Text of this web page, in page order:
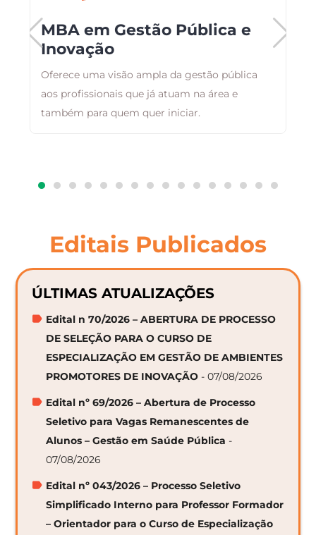
MBA em Gestão Pública e
Inovação
Oferece uma visão ampla da gestão pública
aos profissionais que já atuam na área e
também para quem quer iniciar.
Editais Publicados
ÚLTIMAS ATUALIZAÇÕES
Edital n 70/2026 – ABERTURA DE PROCESSO
DE SELEÇÃO PARA O CURSO DE
ESPECIALIZAÇÃO EM GESTÃO DE AMBIENTES
PROMOTORES DE INOVAÇÃO - 07/08/2026
Edital nº 69/2026 – Abertura de Processo
Seletivo para Vagas Remanescentes de
Alunos – Gestão em Saúde Pública -
07/08/2026
Edital nº 043/2026 – Processo Seletivo
Simplificado Interno para Professor Formador
– Orientador para o Curso de Especialização